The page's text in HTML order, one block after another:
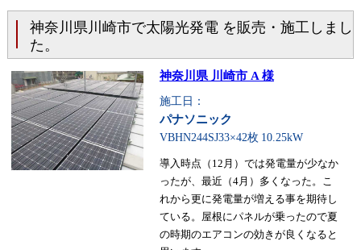
神奈川県川崎市で太陽光発電 を販売・施工しまし
た。
神奈川県 川崎市 A 様
施工日：
パナソニック
VBHN244SJ33×42枚 10.25kW
導入時点（12月）では発電量が少なか
ったが、最近（4月）多くなった。こ
れから更に発電量が増える事を期待し
ている。屋根にパネルが乗ったので夏
の時期のエアコンの効きが良くなると